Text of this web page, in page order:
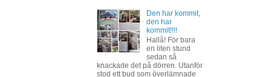
Den har kommit,
den har
kommit!!!!
Hallå! För bara
en liten stund
sedan så
knackade det på dörren. Utanför
stod ett bud som överlämnade